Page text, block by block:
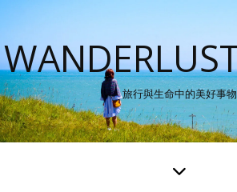
旅行與生命中的美好事物